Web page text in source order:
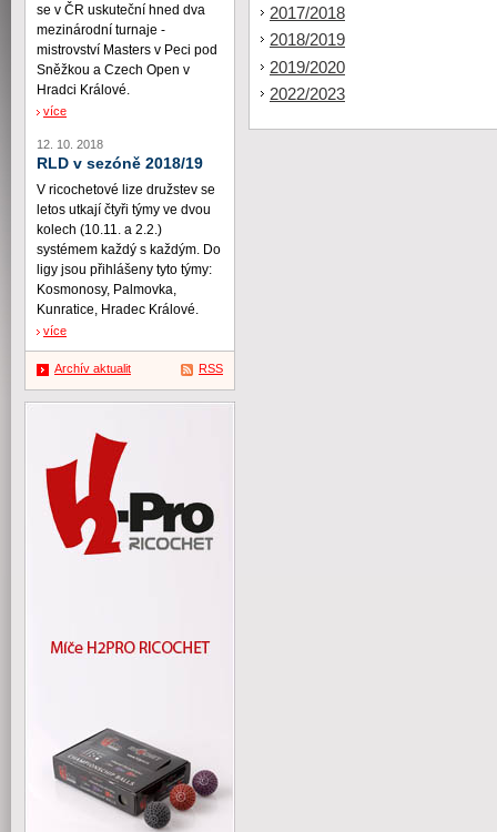
2017/2018
2018/2019
2019/2020
2022/2023
se v ČR uskuteční hned dva
mezinárodní turnaje -
mistrovství Masters v Peci pod
Sněžkou a Czech Open v
Hradci Králové.
více
12. 10. 2018
RLD v sezóně 2018/19
V ricochetové lize družstev se
letos utkají čtyři týmy ve dvou
kolech (10.11. a 2.2.)
systémem každý s každým. Do
ligy jsou přihlášeny tyto týmy:
Kosmonosy, Palmovka,
Kunratice, Hradec Králové.
více
Archív aktualit RSS